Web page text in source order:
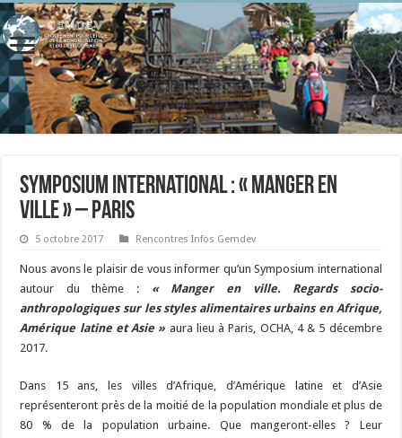
Symposium international : « Manger en
ville » – Paris
5 octobre 2017 Rencontres Infos Gemdev
Nous avons le plaisir de vous informer qu’un Symposium international
autour du thème : « Manger en ville. Regards socio-
anthropologiques sur les styles alimentaires urbains en Afrique,
Amérique latine et Asie » aura lieu à Paris, OCHA, 4 & 5 décembre
2017.
Dans 15 ans, les villes d’Afrique, d’Amérique latine et d’Asie
représenteront près de la moitié de la population mondiale et plus de
80 % de la population urbaine. Que mangeront-elles ? Leur